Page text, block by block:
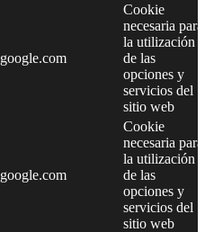
google.com
Cookie
necesaria para
la utilización
de las
opciones y
servicios del
sitio web
google.com
Cookie
necesaria para
la utilización
de las
opciones y
servicios del
sitio web